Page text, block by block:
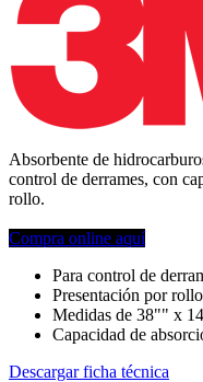
Absorbente de
control de derrames, con
rollo.
Compra online aquí
Para control de
Presentación por rollo
Medidas de 38"" x
Capacidad de
Descargar ficha técnica